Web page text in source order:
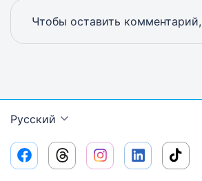
Чтобы оставить
Русский